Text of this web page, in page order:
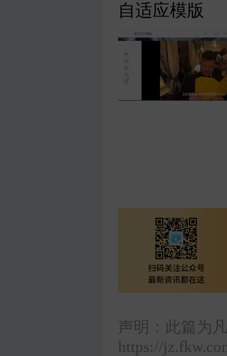
自适应模版
声明：此篇为
https://